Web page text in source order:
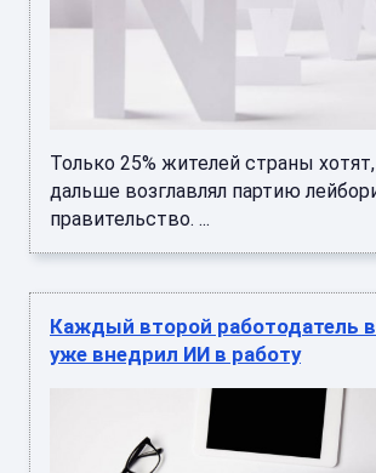
Только 25% жителей страны
дальше возглавлял партию
правительство. ...
Каждый второй работодатель
уже внедрил ИИ в работу